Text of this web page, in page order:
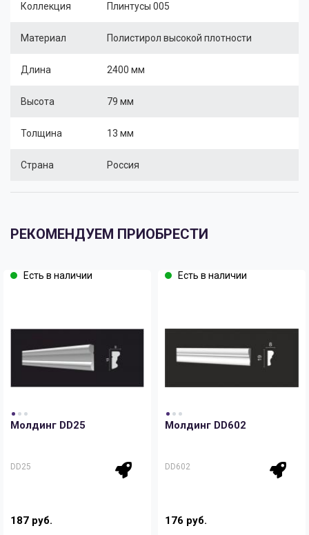
Коллекция Плинтусы 005
Материал Полистирол высокой плотности
Длина 2400 мм
Высота 79 мм
Толщина 13 мм
Страна Россия
РЕКОМЕНДУЕМ ПРИОБРЕСТИ
Есть в наличии
Молдинг DD25
DD25
187 руб.
Есть в наличии
Молдинг DD602
DD602
176 руб.